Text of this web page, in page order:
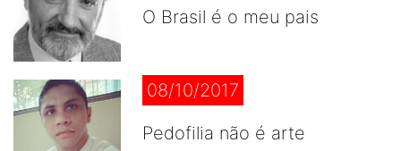
O Brasil é o meu pais
08/10/2017
Pedofilia não é arte